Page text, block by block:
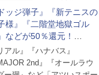
ッジ弾子』『新テニスの
様』『二階堂地獄ゴル
などが50％還元！
マンガ週末セール
アル』『ハナバス』
2nd』『オールラウ